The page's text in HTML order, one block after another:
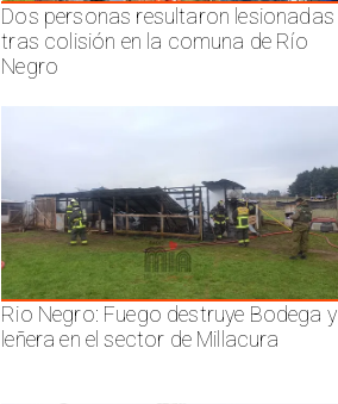
Dos personas resultaron lesionadas
tras colisión en la comuna de Río
Negro
Rio Negro: Fuego destruye Bodega y
leñera en el sector de Millacura